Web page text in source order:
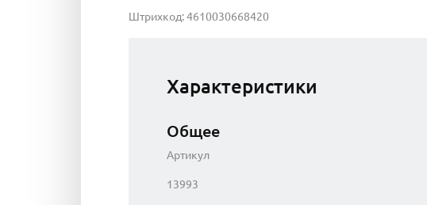
Штрихкод: 4610030668420
Характеристики
Общее
Артикул
13993